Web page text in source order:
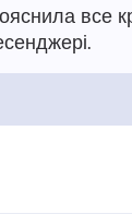
все